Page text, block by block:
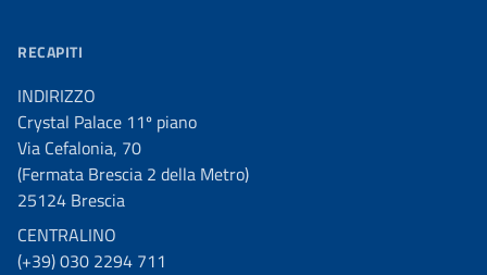
RECAPITI
INDIRIZZO
Crystal Palace 11º piano
Via Cefalonia, 70
(Fermata Brescia 2 della Metro)
25124 Brescia
CENTRALINO
(+39) 030 2294 711